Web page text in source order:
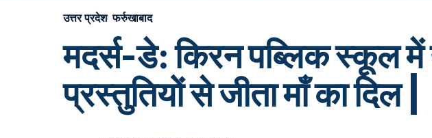
उत्तर प्रदेश फर्रुखाबाद
मदर्स-डे: किरन पब्लिक स्कूल में
प्रस्तुतियों से जीता माँ का दिल |